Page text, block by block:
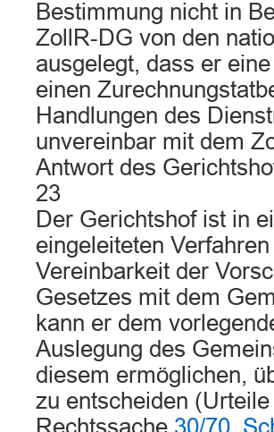
Bestimmung nicht in
ZollR‑DG von den
ausgelegt, dass er
einen
Handlungen des
unvereinbar mit dem
Antwort des
23
Der Gerichtshof ist in
eingeleiteten
Vereinbarkeit der
Gesetzes mit dem
kann er dem
Auslegung des
diesem ermöglichen,
zu entscheiden
Rechtssache 30/70,